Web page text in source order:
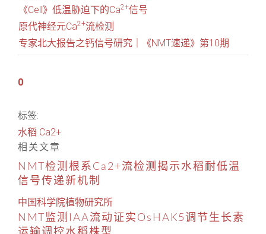
《Cell》低温胁迫下的Ca2+信号
原代神经元Ca2+流检测
专家北大报告之钙信号研究｜《NMT速递》第10期
0
标签:
水稻 Ca2+
相关文章
NMT检测根系Ca2+流检测揭示水稻耐低温
信号传递新机制
中国科学院植物研究所
NMT监测IAA流动证实OsHAK5调节生长素